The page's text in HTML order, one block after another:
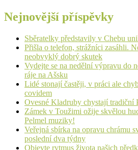
Nejnovější příspěvky
Sběratelky představily v Chebu
Přišla o telefon, strážníci zasáhli.
neobvyklý dobrý skutek
Vydejte se na nedělní výpravu do
ráje na Ašsku
Lidé stonají častěji, v práci ale
covidem
Ovesné Kladruby chystají tradiční
Zámek v Toužimi ožije skvělou
Pelmel muziky!
Veřejná sbírka na opravu chrámu
poslední dva týdny
Objevte rytmus života našich